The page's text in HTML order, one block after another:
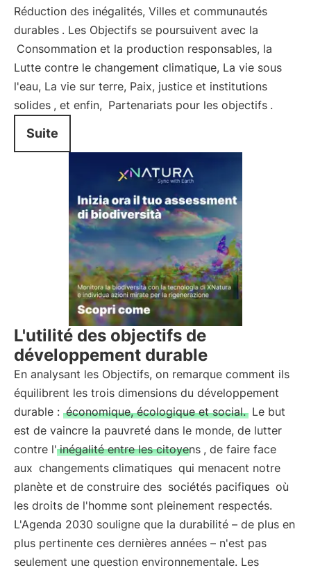
Réduction des inégalités, Villes et communautés
durables . Les Objectifs se poursuivent avec la
Consommation et la production responsables, la
Lutte contre le changement climatique, La vie sous
l'eau, La vie sur terre, Paix, justice et institutions
solides , et enfin, Partenariats pour les objectifs .
Suite
L'utilité des objectifs de
développement durable
En analysant les Objectifs, on remarque comment ils
équilibrent les trois dimensions du développement
durable : économique, écologique et social. Le but
est de vaincre la pauvreté dans le monde, de lutter
contre l' inégalité entre les citoyens , de faire face
aux changements climatiques qui menacent notre
planète et de construire des sociétés pacifiques où
les droits de l'homme sont pleinement respectés.
L'Agenda 2030 souligne que la durabilité – de plus en
plus pertinente ces dernières années – n'est pas
seulement une question environnementale. Les